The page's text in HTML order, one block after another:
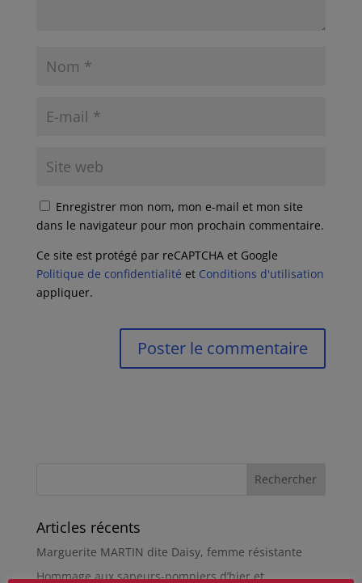
Enregistrer mon nom, mon e-mail et mon site
dans le navigateur pour mon prochain commentaire.
Ce site est protégé par reCAPTCHA et Google
Politique de confidentialité et Conditions d'utilisation
appliquer.
Articles récents
Marguerite MARTIN dite Daisy, femme résistante
Hommage aux sapeurs-pompiers d’hier et